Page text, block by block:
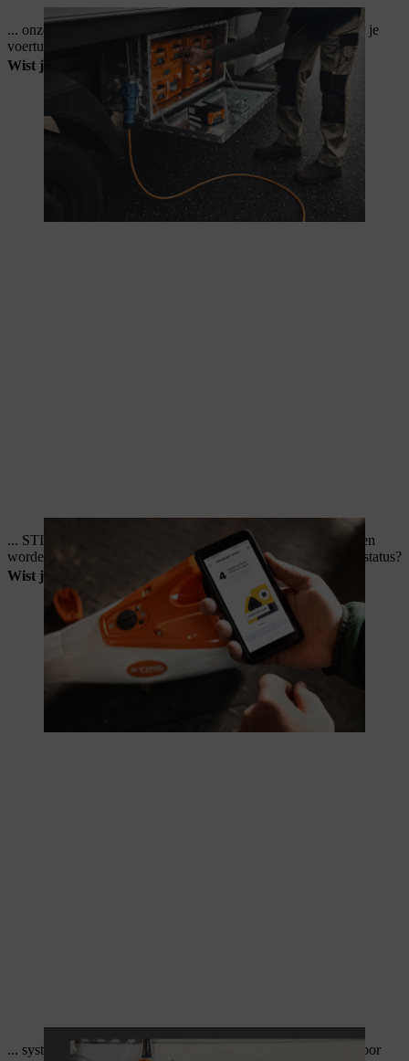
... onze
een veilige mobiele laadoplossing voor je
voertuig is?
Wist je dat...
... STIHL laders zijn voorzien van slimme ledlampen en kunnen
worden gekoppeld met
STIHL connectedvoor een realtime status?
Wist je dat...
... systemen zoals CR6 niet hoeven te worden goedgekeurd door